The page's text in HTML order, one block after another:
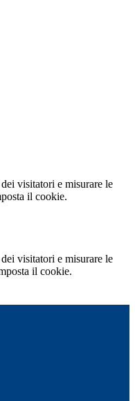
visitatori e misurare le
il cookie.
visitatori e misurare le
il cookie.